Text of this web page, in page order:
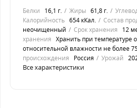
Белки 16,1 г. Жиры 61,8 г.
Калорийность 654 кКал. Состав
неочищенный
Срок хранения 12
хранения Хранить при температуре
относительной влажности не более
происхождения
Россия Урожай
Все характеристики